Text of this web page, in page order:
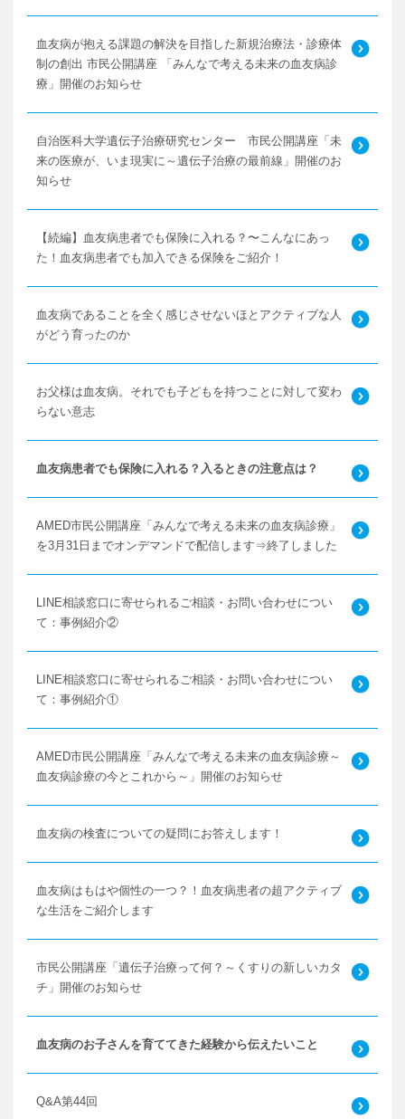
血友病が抱える課題の解決を目指した新規治療法・診療体
制の創出 市民公開講座 「みんなで考える未来の血友病診
療」開催のお知らせ
自治医科大学遺伝子治療研究センター 市民公開講座「未
来の医療が、いま現実に～遺伝子治療の最前線」開催のお
知らせ
【続編】血友病患者でも保険に入れる？〜こんなにあっ
た！血友病患者でも加入できる保険をご紹介！
血友病であることを全く感じさせないほとアクティブな人
がどう育ったのか
お父様は血友病。それでも子どもを持つことに対して変わ
らない意志
血友病患者でも保険に入れる？入るときの注意点は？
AMED市民公開講座「みんなで考える未来の血友病診療」
を3月31日までオンデマンドで配信します⇒終了しました
LINE相談窓口に寄せられるご相談・お問い合わせについ
て：事例紹介②
LINE相談窓口に寄せられるご相談・お問い合わせについ
て：事例紹介①
AMED市民公開講座「みんなで考える未来の血友病診療～
血友病診療の今とこれから～」開催のお知らせ
血友病の検査についての疑問にお答えします！
血友病はもはや個性の一つ？！血友病患者の超アクティブ
な生活をご紹介します
市民公開講座「遺伝子治療って何？～くすりの新しいカタ
チ」開催のお知らせ
血友病のお子さんを育ててきた経験から伝えたいこと
Q&A第44回